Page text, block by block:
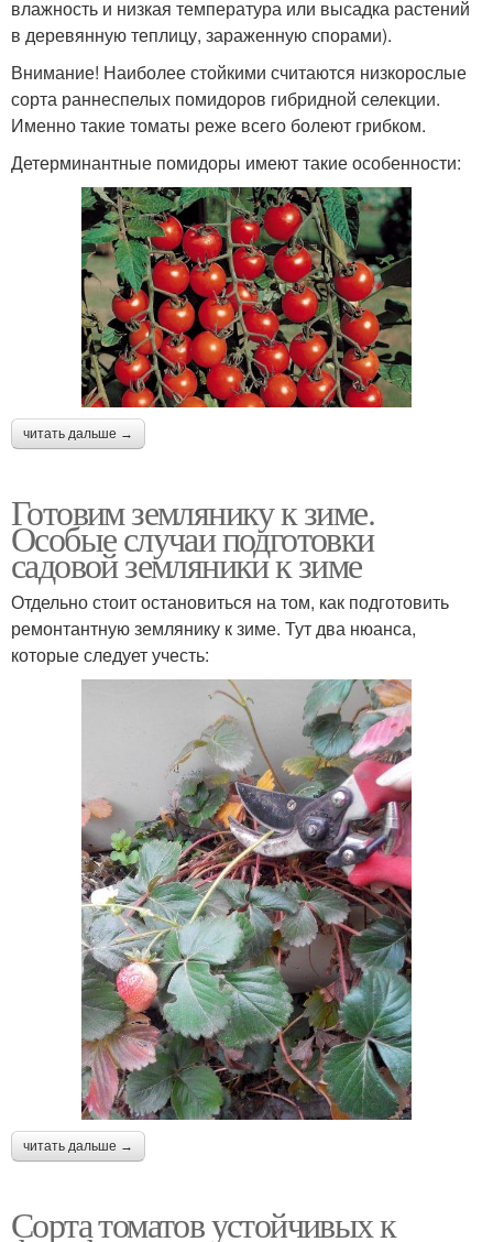
влажность и низкая температура или высадка растений
в деревянную теплицу, зараженную спорами).
Внимание! Наиболее стойкими считаются низкорослые
сорта раннеспелых помидоров гибридной селекции.
Именно такие томаты реже всего болеют грибком.
Детерминантные помидоры имеют такие особенности:
читать дальше →
Готовим землянику к зиме.
Особые случаи подготовки
садовой земляники к зиме
Отдельно стоит остановиться на том, как подготовить
ремонтантную землянику к зиме. Тут два нюанса,
которые следует учесть:
читать дальше →
Сорта томатов устойчивых к